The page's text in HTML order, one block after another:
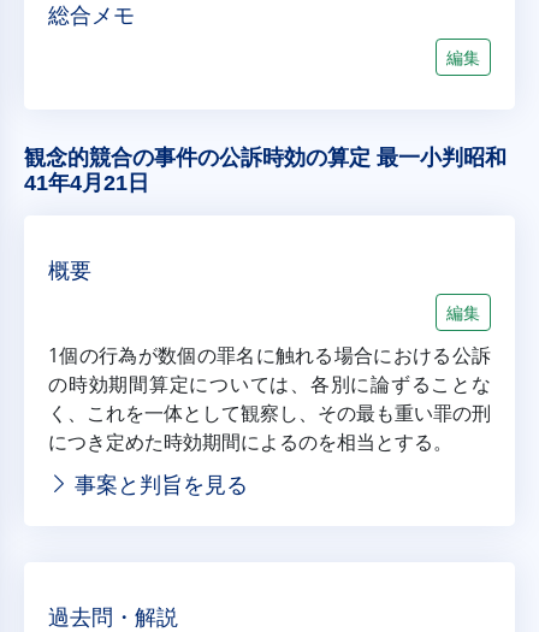
総合メモ
編集
観念的競合の事件の公訴時効の算定 最一小判昭和
41年4月21日
概要
編集
1個の行為が数個の罪名に触れる場合における公訴
の時効期間算定については、各別に論ずることな
く、これを一体として観察し、その最も重い罪の刑
につき定めた時効期間によるのを相当とする。
事案と判旨を見る
過去問・解説